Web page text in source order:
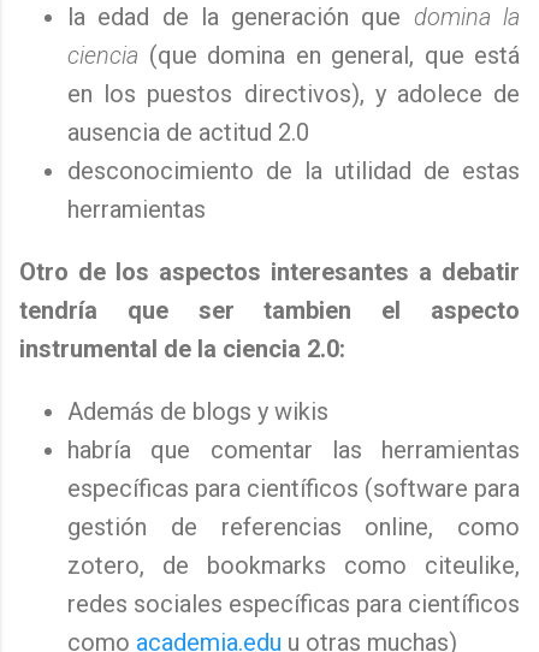
la edad de la generación que domina la
ciencia (que domina en general, que está
en los puestos directivos), y adolece de
ausencia de actitud 2.0
desconocimiento de la utilidad de estas
herramientas
Otro de los aspectos interesantes a debatir
tendría que ser tambien el aspecto
instrumental de la ciencia 2.0:
Además de blogs y wikis
habría que comentar las herramientas
específicas para científicos (software para
gestión de referencias online, como
zotero, de bookmarks como citeulike,
redes sociales específicas para científicos
como academia.edu u otras muchas)